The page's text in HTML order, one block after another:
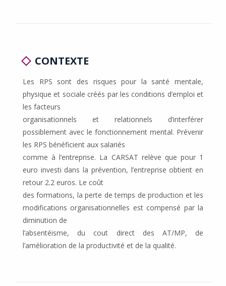
CONTEXTE
Les RPS sont des risques pour la santé mentale,
physique et sociale créés par les conditions d’emploi et
les facteurs
organisationnels et relationnels d’interférer
possiblement avec le fonctionnement mental. Prévenir
les RPS bénéficient aux salariés
comme à l’entreprise. La CARSAT relève que pour 1
euro investi dans la prévention, l’entreprise obtient en
retour 2.2 euros. Le coût
des formations, la perte de temps de production et les
modifications organisationnelles est compensé par la
diminution de
l’absentéisme, du cout direct des AT/MP, de
l’amélioration de la productivité et de la qualité.